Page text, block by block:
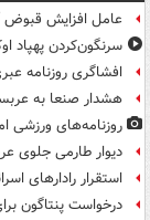
عامل افزایش قبوض
سرنگون‌کردن پهپاد
افشاگری روزنامه
هشدار صنعا به
روزنامه‌های ورزشی امروز
دیوار طارمی جلوی
استقرار رادارهای
درخواست پنتاگون